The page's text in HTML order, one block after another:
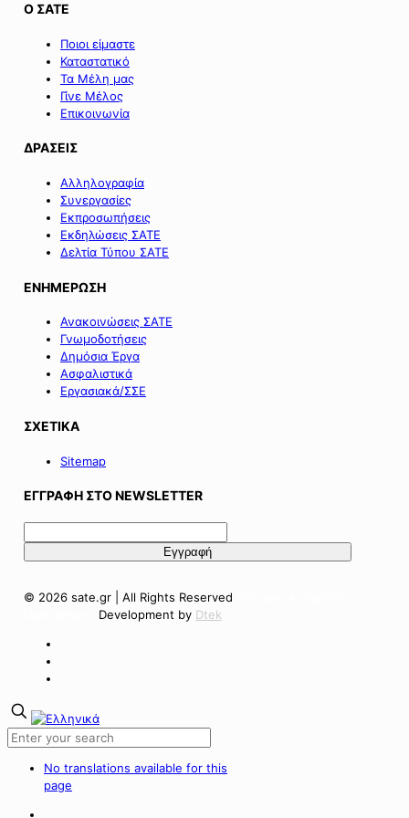
Ο ΣΑΤΕ
Ποιοι είμαστε
Καταστατικό
Τα Μέλη μας
Γίνε Μέλος
Επικοινωνία
ΔΡΑΣΕΙΣ
Αλληλογραφία
Συνεργασίες
Εκπροσωπήσεις
Εκδηλώσεις ΣΑΤΕ
Δελτία Τύπου ΣΑΤΕ
ΕΝΗΜΕΡΩΣΗ
Ανακοινώσεις ΣΑΤΕ
Γνωμοδοτήσεις
Δημόσια Έργα
Ασφαλιστικά
Εργασιακά/ΣΣΕ
ΣΧΕΤΙΚΑ
Sitemap
ΕΓΓΡΑΦΗ ΣΤΟ NEWSLETTER
© 2026 sate.gr | All Rights Reserved
Development by Dtek
No translations available for this
page